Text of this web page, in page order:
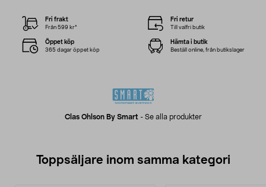
Clas Ohlson By Smart - Se alla produkter
Fri frakt
Från 599 kr*
Fri retur
Till valfri butik
Öppet köp
365 dagar öppet köp
Hämta i butik
Beställ online, från butikslager
Toppsäljare inom samma kategori